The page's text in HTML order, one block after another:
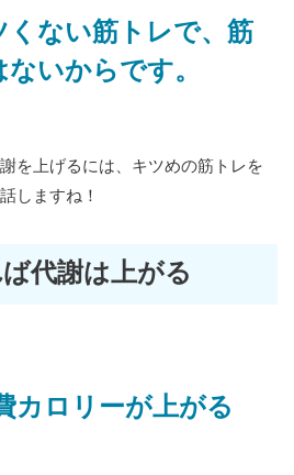
くない筋トレで、筋
いからです。
を上げるには、キツめの筋トレを
しますね！
代謝は上がる
カロリーが上がる